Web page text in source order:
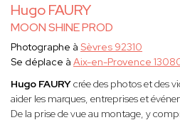
Hugo FAURY
MOON SHINE PROD
Photographe à Sèvres 92310
Se déplace à Aix-en-Provence
Hugo FAURYcrée des photos et des
aider les marques, entreprises et
De la prise de vue au montage, y